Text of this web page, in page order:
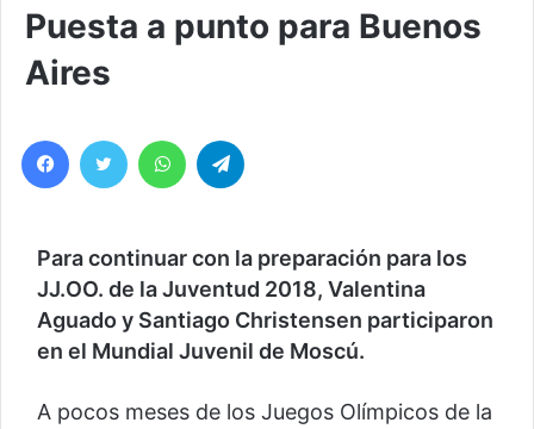
Puesta a punto para Buenos
Aires
Para continuar con la preparación para los
JJ.OO. de la Juventud 2018, Valentina
Aguado y Santiago Christensen participaron
en el Mundial Juvenil de Moscú.
A pocos meses de los Juegos Olímpicos de la